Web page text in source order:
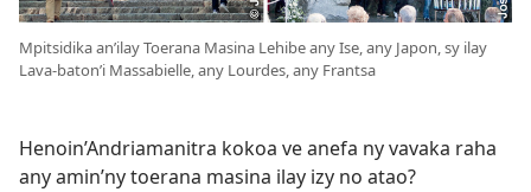
Mpitsidika an’ilay Toerana Masina Lehibe any Ise, any Japon, sy ilay
Lava-baton’i Massabielle, any Lourdes, any Frantsa
Henoin’Andriamanitra kokoa ve anefa ny vavaka raha
any amin’ny toerana masina ilay izy no atao?